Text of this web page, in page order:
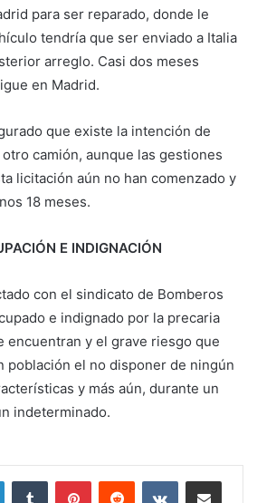
para ser reparado, donde le
tendría que ser enviado a Italia
arreglo. Casi dos meses
en Madrid.
que existe la intención de
camión, aunque las gestiones
licitación aún no han comenzado y
18 meses.
E INDIGNACIÓN
con el sindicato de Bomberos
e indignado por la precaria
encuentran y el grave riesgo que
población el no disponer de ningún
y más aún, durante un
indeterminado.
LinkedInTumblr PinterestReddit VKontakteCompartir por